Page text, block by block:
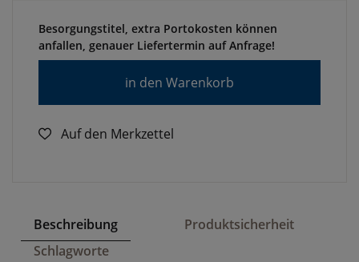
Besorgungstitel, extra Portokosten können
anfallen, genauer Liefertermin auf Anfrage!
in den Warenkorb
Auf den Merkzettel
Beschreibung
Produktsicherheit
Schlagworte